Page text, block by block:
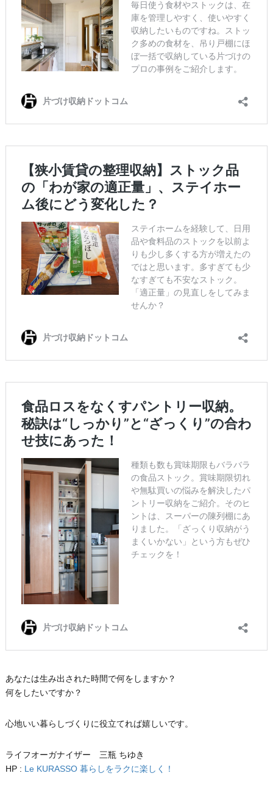
あなたは生み出された時間で何をしますか？
何をしたいですか？
心地いい暮らしづくりに役立てれば嬉しいです。
ライフオーガナイザー 三瓶 ちゆき
HP : Le KURASSO 暮らしをラクに楽しく！